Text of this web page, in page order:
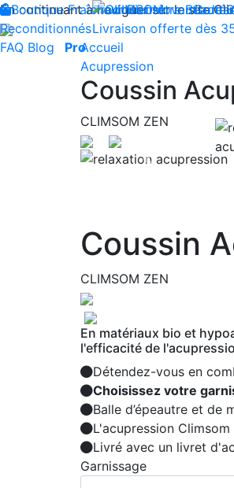
En continuant à naviguer sur le site
Produits innovants de
Livraison offerte dès
Boutique Fraîcheur Bien-être Beauté
Reconditionnés
FAQ Blog ProAccueil
Acupression
Coussin
CLIMSOM ZEN
Previous
Coussin
CLIMSOM ZEN
En matériaux bio et
l'efficacité de
Détendez-vous en
Choisissez votre
Balle d’épeautre et
L'acupression
Livré avec un livret
Garnissage